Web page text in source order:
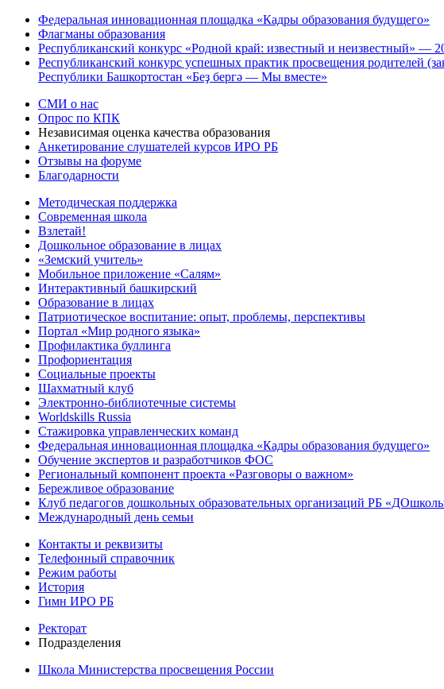
Федеральная инновационная площадка «Кадры образования будущего»
Флагманы образования
Республиканский конкурс «Родной край: известный и неизвестный» —
Республиканский конкурс успешных практик просвещения родителей
Республики Башкортостан «Беҙ бергә — Мы вместе»
СМИ о нас
Опрос по КПК
Независимая оценка качества образования
Анкетирование слушателей курсов ИРО РБ
Отзывы на форуме
Благодарности
Методическая поддержка
Современная школа
Взлетай!
Дошкольное образование в лицах
«Земский учитель»
Мобильное приложение «Салям»
Интерактивный башкирский
Образование в лицах
Патриотическое воспитание: опыт, проблемы, перспективы
Портал «Мир родного языка»
Профилактика буллинга
Профориентация
Социальные проекты
Шахматный клуб
Электронно-библиотечные системы
Worldskills Russia
Стажировка управленческих команд
Федеральная инновационная площадка «Кадры образования будущего»
Обучение экспертов и разработчиков ФОС
Региональный компонент проекта «Разговоры о важном»
Бережливое образование
Клуб педагогов дошкольных образовательных организаций РБ
Международный день семьи
Контакты и реквизиты
Телефонный справочник
Режим работы
История
Гимн ИРО РБ
Ректорат
Подразделения
Школа Министерства просвещения России